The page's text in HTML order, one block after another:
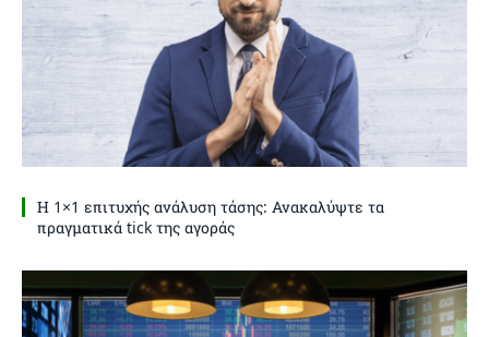
Η 1×1 επιτυχής ανάλυση τάσης: Ανακαλύψτε τα
πραγματικά tick της αγοράς